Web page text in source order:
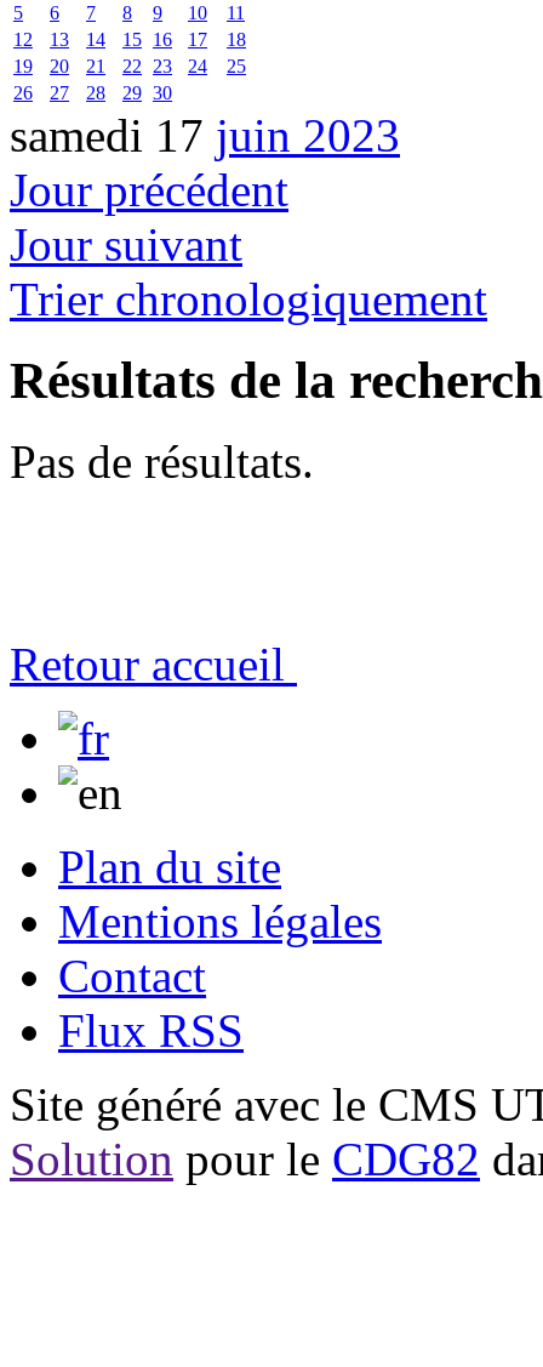
5
6 7 8 9 10
11
12
13 14 15 16 17
18
19
20 21 22 23 24
25
26
27 28 29 30
samedi 17 juin 2023
Jour précédent
Jour suivant
Trier chronologiquement
Résultats de la
Pas de résultats.
Retour accueil
Plan du site
Mentions légales
Contact
Flux RSS
Site généré avec le CMS
Solution pour le CDG82